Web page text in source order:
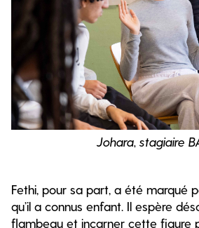
Johara, stagiaire
Fethi, pour sa part, a été marqué
qu’il a connus enfant. Il espère
flambeau et incarner cette figure